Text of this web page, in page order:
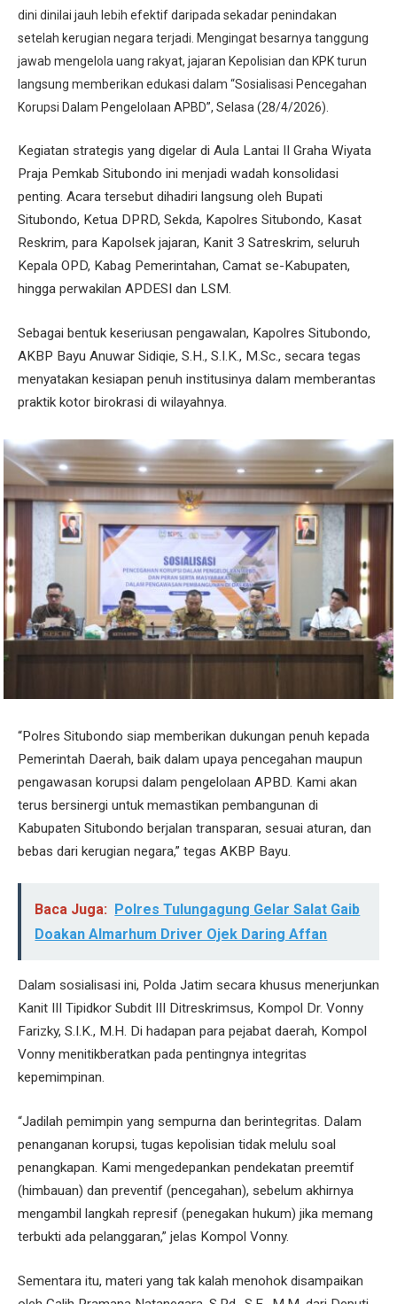
dini dinilai jauh lebih efektif daripada sekadar penindakan
setelah kerugian negara terjadi. Mengingat besarnya tanggung
jawab mengelola uang rakyat, jajaran Kepolisian dan KPK turun
langsung memberikan edukasi dalam “Sosialisasi Pencegahan
Korupsi Dalam Pengelolaan APBD”, Selasa (28/4/2026).
Kegiatan strategis yang digelar di Aula Lantai II Graha Wiyata
Praja Pemkab Situbondo ini menjadi wadah konsolidasi
penting. Acara tersebut dihadiri langsung oleh Bupati
Situbondo, Ketua DPRD, Sekda, Kapolres Situbondo, Kasat
Reskrim, para Kapolsek jajaran, Kanit 3 Satreskrim, seluruh
Kepala OPD, Kabag Pemerintahan, Camat se-Kabupaten,
hingga perwakilan APDESI dan LSM.
Sebagai bentuk keseriusan pengawalan, Kapolres Situbondo,
AKBP Bayu Anuwar Sidiqie, S.H., S.I.K., M.Sc., secara tegas
menyatakan kesiapan penuh institusinya dalam memberantas
praktik kotor birokrasi di wilayahnya.
“Polres Situbondo siap memberikan dukungan penuh kepada
Pemerintah Daerah, baik dalam upaya pencegahan maupun
pengawasan korupsi dalam pengelolaan APBD. Kami akan
terus bersinergi untuk memastikan pembangunan di
Kabupaten Situbondo berjalan transparan, sesuai aturan, dan
bebas dari kerugian negara,” tegas AKBP Bayu.
Baca Juga: Polres Tulungagung Gelar Salat Gaib
Doakan Almarhum Driver Ojek Daring Affan
Dalam sosialisasi ini, Polda Jatim secara khusus menerjunkan
Kanit III Tipidkor Subdit III Ditreskrimsus, Kompol Dr. Vonny
Farizky, S.I.K., M.H. Di hadapan para pejabat daerah, Kompol
Vonny menitikberatkan pada pentingnya integritas
kepemimpinan.
“Jadilah pemimpin yang sempurna dan berintegritas. Dalam
penanganan korupsi, tugas kepolisian tidak melulu soal
penangkapan. Kami mengedepankan pendekatan preemtif
(himbauan) dan preventif (pencegahan), sebelum akhirnya
mengambil langkah represif (penegakan hukum) jika memang
terbukti ada pelanggaran,” jelas Kompol Vonny.
Sementara itu, materi yang tak kalah menohok disampaikan